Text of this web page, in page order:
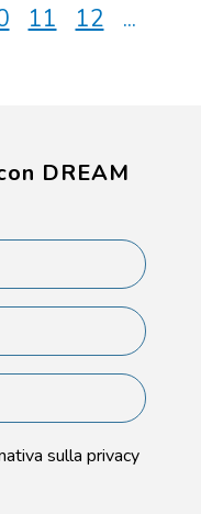
11 12 ...
DREAM
sulla privacy